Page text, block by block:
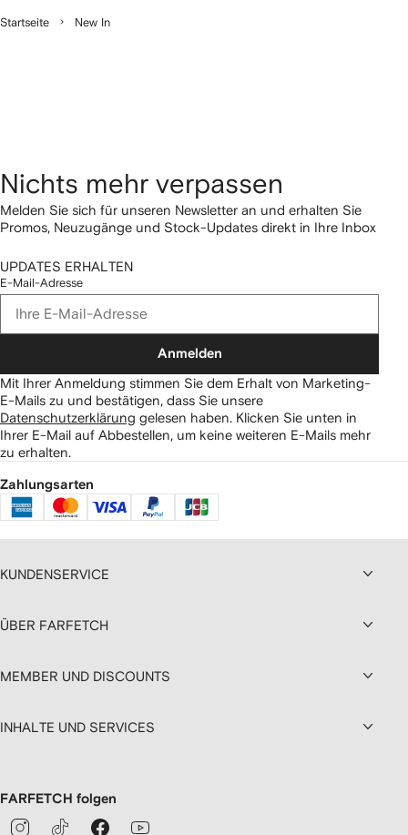
Startseite New In
Nichts mehr verpassen
Melden Sie sich für unseren Newsletter an und erhalten Sie
Promos, Neuzugänge und Stock-Updates direkt in Ihre Inbox
UPDATES ERHALTEN
E-Mail-Adresse
Anmelden
Mit Ihrer Anmeldung stimmen Sie dem Erhalt von Marketing-
E-Mails zu und bestätigen, dass Sie unsere
Datenschutzerklärung gelesen haben. Klicken Sie unten in
Ihrer E-Mail auf Abbestellen, um keine weiteren E-Mails mehr
zu erhalten.
Zahlungsarten
KUNDENSERVICE
ÜBER FARFETCH
MEMBER UND DISCOUNTS
INHALTE UND SERVICES
FARFETCH folgen